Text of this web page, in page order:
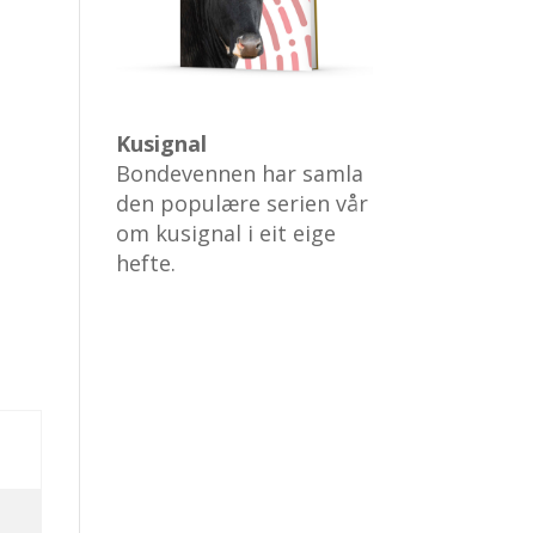
Kusignal
Bondevennen har samla
den populære serien vår
om kusignal i eit eige
hefte.